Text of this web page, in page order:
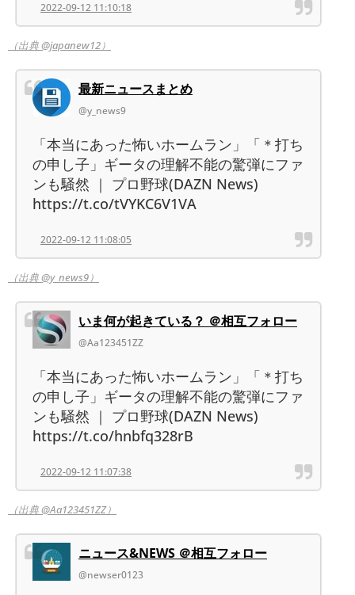
2022-09-12 11:10:18
（出典 @japanew12）
最新ニュースまとめ
@y_news9
「本当にあった怖いホームラン」「＊打ち
の申し子」ギータの理解不能の驚弾にファ
ンも騒然 ｜ プロ野球(DAZN News)
https://t.co/tVYKC6V1VA
2022-09-12 11:08:05
（出典 @y_news9）
いま何が起きている？ ＠相互フォロー
@Aa123451ZZ
「本当にあった怖いホームラン」「＊打ち
の申し子」ギータの理解不能の驚弾にファ
ンも騒然 ｜ プロ野球(DAZN News)
https://t.co/hnbfq328rB
2022-09-12 11:07:38
（出典 @Aa123451ZZ）
ニュース&NEWS ＠相互フォロー
@newser0123